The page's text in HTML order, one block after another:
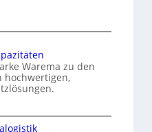
Warema zu den
hochwertigen,